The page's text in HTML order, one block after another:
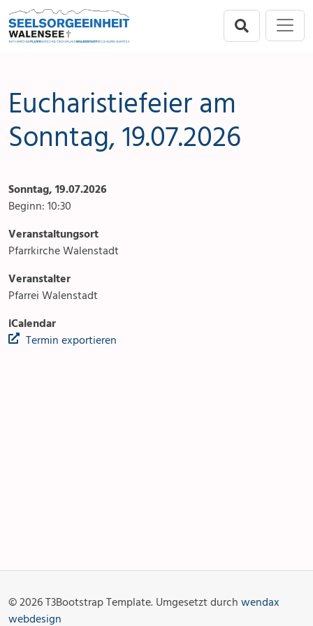
Direkt zur Hauptnavigation springen
Direkt zum Inhalt springen
Eucharistiefeier am
Sonntag, 19.07.2026
Sonntag, 19.07.2026
Beginn: 10:30
Veranstaltungsort
Pfarrkirche Walenstadt
Veranstalter
Pfarrei Walenstadt
iCalendar
Termin exportieren
© 2026 T3Bootstrap Template. Umgesetzt durch wendax
webdesign
Menu
Berschis-Tscherlach
Mols-Murg-Quarten
Seelsorgeeinheit
Angebote & Sakramente
Kontakte
Aktuelles & Fotogalerie
Links
Angebot & Sakramente
Aktuelles
Fotogalerie
Links